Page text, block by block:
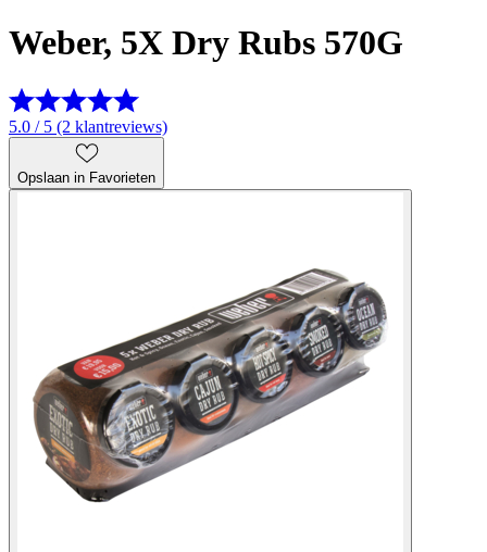
Weber, 5X Dry Rubs 570G
5.0 / 5 (2 klantreviews)
Opslaan in Favorieten